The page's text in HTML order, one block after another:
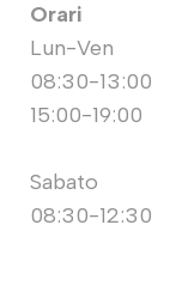
Orari
Lun-Ven
08:30-13:00
15:00-19:00
Sabato
08:30-12:30